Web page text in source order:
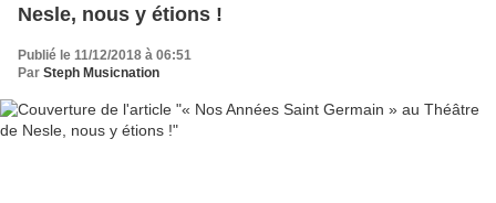
Nesle, nous y étions !
Publié le 11/12/2018 à 06:51
Par Steph Musicnation